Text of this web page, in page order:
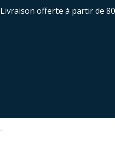
Livraison offerte à partir de